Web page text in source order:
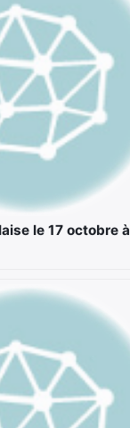
le 17 octobre à